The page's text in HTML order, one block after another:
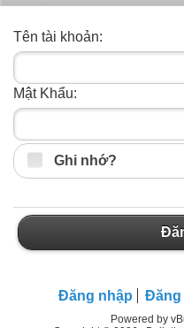
Tên tài khoản:
Mật Khẩu:
Ghi nhớ?
Đăng nhập Đăng
Powered by